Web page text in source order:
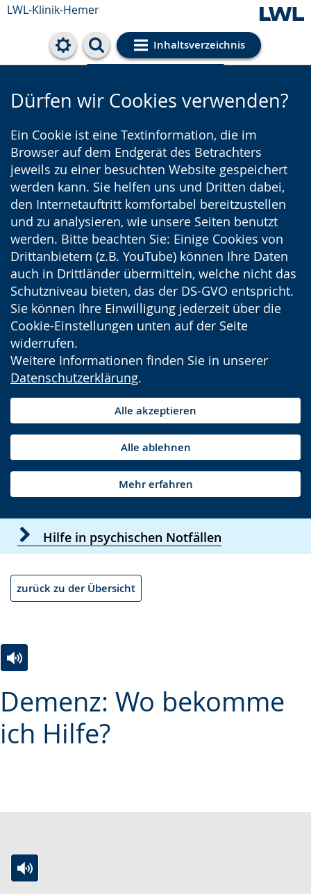
LWL-Klinik-Hemer
Inhaltsverzeichnis
Cookie-Einstellungen
Dürfen wir Cookies verwenden?
Ein Cookie ist eine Textinformation, die im
Browser auf dem Endgerät des Betrachters
jeweils zu einer besuchten Website gespeichert
werden kann. Sie helfen uns und Dritten dabei,
den Internetauftritt komfortabel bereitzustellen
und zu analysieren, wie unsere Seiten benutzt
werden. Bitte beachten Sie: Einige Cookies von
Drittanbietern (z.B. YouTube) können Ihre Daten
auch in Drittländer übermitteln, welche nicht das
Schutzniveau bieten, das der DS-GVO entspricht.
Sie können Ihre Einwilligung jederzeit über die
Cookie-Einstellungen unten auf der Seite
widerrufen.
Weitere Informationen finden Sie in unserer
Datenschutzerklärung.
Alle akzeptieren
Alle ablehnen
Mehr erfahren
Hilfe in psychischen Notfällen
zurück zu der Übersicht
Demenz: Wo bekomme
ich Hilfe?
Leichten
Sprache
wechseln.
Audio-
Unterstützung.
Video
in
Deutscher